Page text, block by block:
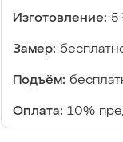
Изготовление:
Замер:
Подъём:
Оплата: 10%